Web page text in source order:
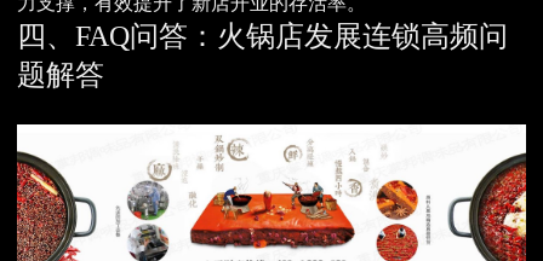
四、FAQ问答：火锅店发展连锁高频问
题解答